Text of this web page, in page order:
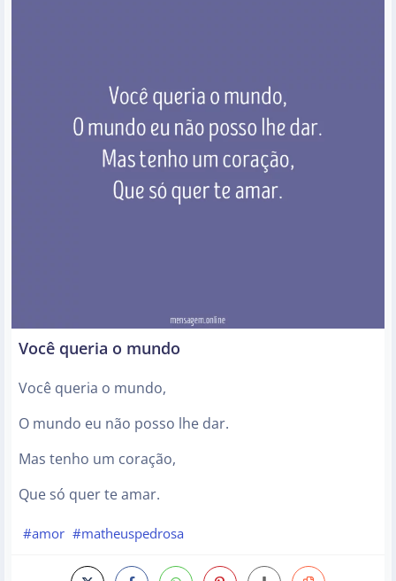
Você queria o mundo
Você queria o mundo,
O mundo eu não posso lhe dar.
Mas tenho um coração,
Que só quer te amar.
#amor #matheuspedrosa